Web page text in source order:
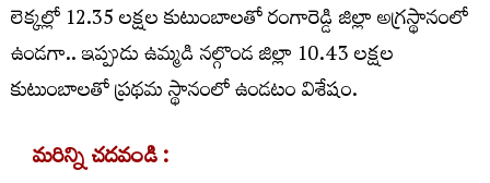
లెక్కల్లో 12.35 లక్షల కుటుంబాలతో రంగారెడ్డి జిల్లా అగ్రస్థానంలో
ఉండగా.. ఇప్పుడు ఉమ్మడి నల్గొండ జిల్లా 10.43 లక్షల
కుటుంబాలతో ప్రథమ స్థానంలో ఉండటం విశేషం.
మరిన్ని చదవండి :